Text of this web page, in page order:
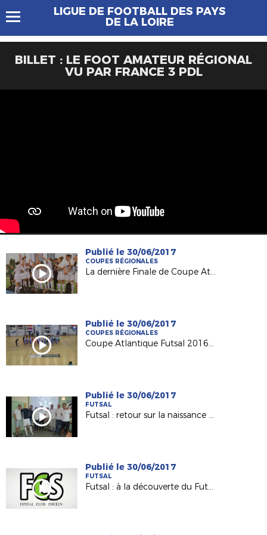
LIGUE DE FOOTBALL DES PAYS
DE LA LOIRE
BILLET : LE FOOT AMATEUR RÉGIONAL
VU PAR FRANCE 3 PDL
Publié le 30/06/2017
COUPES RÉGIONALES
La dernière Finale de Coupe Atlantique Féminine Crédit-Mutuel !
Publié le 30/06/2017
COUPES RÉGIONALES
Coupe Atlantique Futsal 2016-2017 : revivez la finale remportée par Saint Herblain Pépite FC
Publié le 30/06/2017
FUTSAL
Futsal : retour sur la naissance du Nantes Métropole Futsal (D1)
Publié le 30/06/2017
FUTSAL
Futsal : à la découverte du Futsal Club Sucéen (Sucé sur Erdre)